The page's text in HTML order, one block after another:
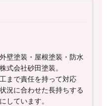
壁塗装・屋根塗装・防水
式会社砂田塗装。
まで責任を持って対応
況に合わせた長持ちする
しています。